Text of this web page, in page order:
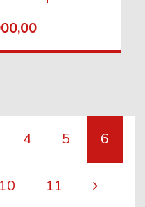
4 5 6
10 11